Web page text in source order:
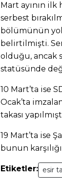
Mart ayının ilk
serbest
bölümünün
belirtilmişti.
olduğu, ancak
statüsünde
10 Mart’ta ise
Ocak’ta
takası
19 Mart’ta ise
bunun
Etiketler: esir